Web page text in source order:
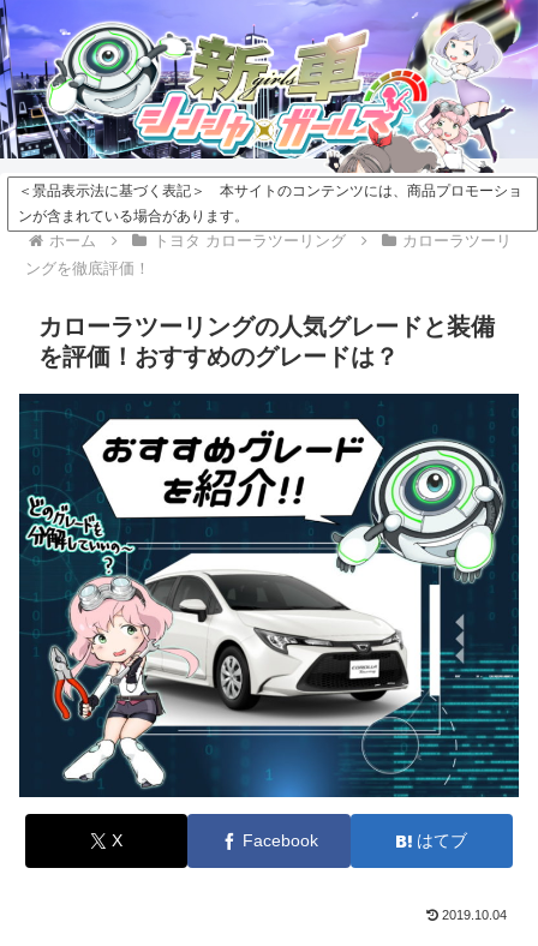
＜景品表示法に基づく表記＞ 本サイトのコンテンツには、商品プロモーショ
ンが含まれている場合があります。
ホーム トヨタ カローラツーリング
カローラツーリ
ングを徹底評価！
カローラツーリングの人気グレードと装備
を評価！おすすめのグレードは？
X Facebook はてブ
2019.10.04